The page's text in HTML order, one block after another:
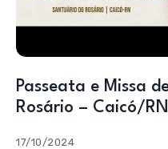
Passeata e Missa
Rosário – Caicó/
17/10/2024